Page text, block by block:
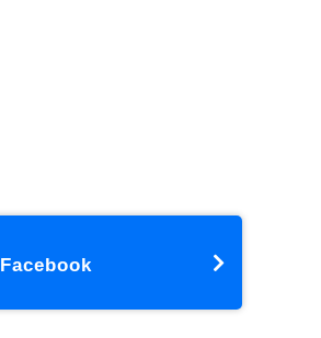
Facebook